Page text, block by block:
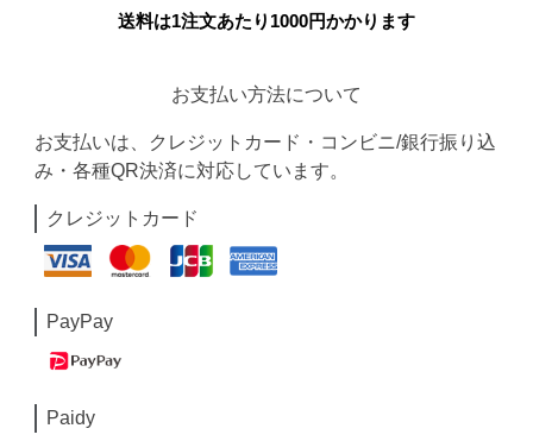
送料は1注文あたり 1000円かかります
お支払い方法について
お支払いは、クレジットカード・コンビニ/銀行振り込
み・各種QR決済に対応しています。
クレジットカード
PayPay
Paidy